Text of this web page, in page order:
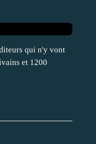
qui n'y vont
et 1200